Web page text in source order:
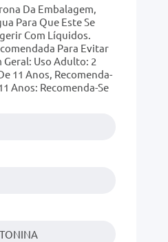
Da Embalagem,
Para Que Este Se
Com Líquidos.
Para Evitar
Geral: Uso Adulto: 2
11 Anos, Recomenda-
Anos: Recomenda-Se